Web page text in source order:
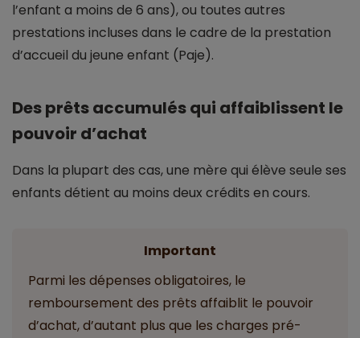
l’enfant a moins de 6 ans), ou toutes autres
prestations incluses dans le cadre de la prestation
d’accueil du jeune enfant (Paje).
Des prêts accumulés qui affaiblissent le
pouvoir d’achat
Dans la plupart des cas, une mère qui élève seule ses
enfants détient au moins deux crédits en cours.
Important
Parmi les dépenses obligatoires, le
remboursement des prêts affaiblit le pouvoir
d’achat, d’autant plus que les charges pré-